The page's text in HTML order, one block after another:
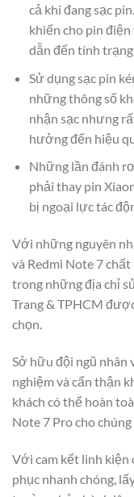
cả khi đang sạc
khiến cho pin
dẫn đến tính
Sử dụng sạc pin
những thông số
nhận sạc nhưng
hưởng đến hiệu
Những lần đánh
phải thay pin
bị ngoại lực tác
Với những nguyên
và Redmi Note 7
trong những địa chỉ
Trang & TPHCM
chọn.
Sở hữu đội ngũ nhân
nghiệm và cẩn thận
khách có thể hoàn
Note 7 Pro cho chúng
Với cam kết linh kiện
phục nhanh chóng,